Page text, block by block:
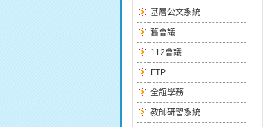
基層公文系統
舊會議
112會議
FTP
全誼學務
教師研習系統